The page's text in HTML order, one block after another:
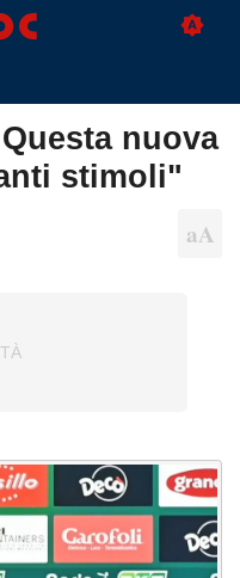
nuova
stimoli"